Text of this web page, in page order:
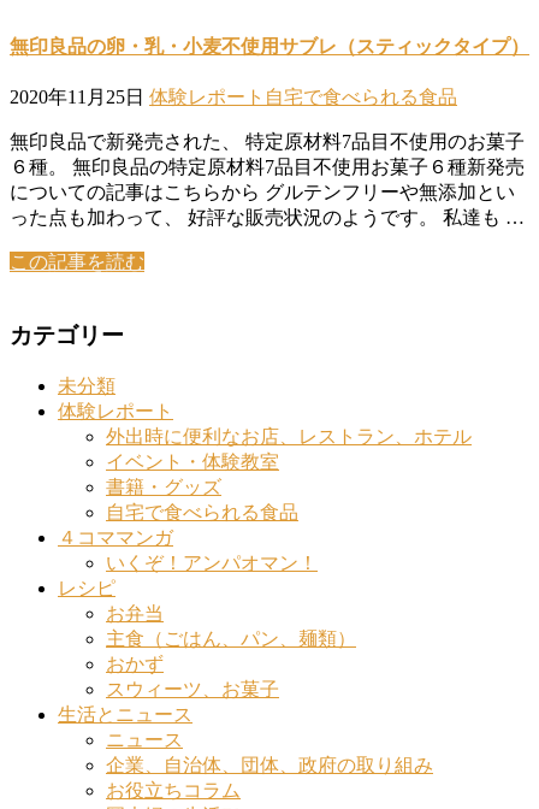
無印良品の卵・乳・小麦不使用サブレ（スティックタイプ）
2020年11月25日 体験レポート 自宅で食べられる食品
無印良品で新発売された、 特定原材料7品目不使用のお菓子
６種。 無印良品の特定原材料7品目不使用お菓子６種新発売
についての記事はこちらから グルテンフリーや無添加とい
った点も加わって、 好評な販売状況のようです。 私達も …
この記事を読む
カテゴリー
未分類
体験レポート
外出時に便利なお店、レストラン、ホテル
イベント・体験教室
書籍・グッズ
自宅で食べられる食品
４コママンガ
いくぞ！アンパオマン！
レシピ
お弁当
主食（ごはん、パン、麺類）
おかず
スウィーツ、お菓子
生活とニュース
ニュース
企業、自治体、団体、政府の取り組み
お役立ちコラム